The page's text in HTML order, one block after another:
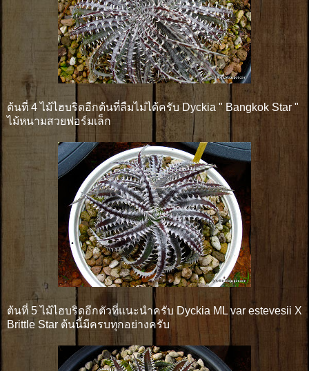
ต้นที่ 4 ไม้ไฮบริดอีกต้นที่ลืมไม่ได้ครับ Dyckia " Bangkok Star "
ไม้หนามสวยฟอร์มเล็ก
ต้นที่ 5 ไม้ไฮบริดอีกตัวที่แนะนำครับ Dyckia ML var estevesii X
Brittle Star ต้นนี้มีครบทุกอย่างครับ